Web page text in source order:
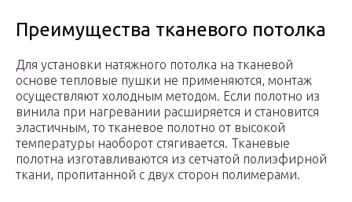
Преимущества тканевого потолка
Для установки натяжного потолка на тканевой
основе тепловые пушки не применяются, монтаж
осуществляют холодным методом. Если полотно из
винила при нагревании расширяется и становится
эластичным, то тканевое полотно от высокой
температуры наоборот стягивается. Тканевые
полотна изготавливаются из сетчатой полиэфирной
ткани, пропитанной с двух сторон полимерами.